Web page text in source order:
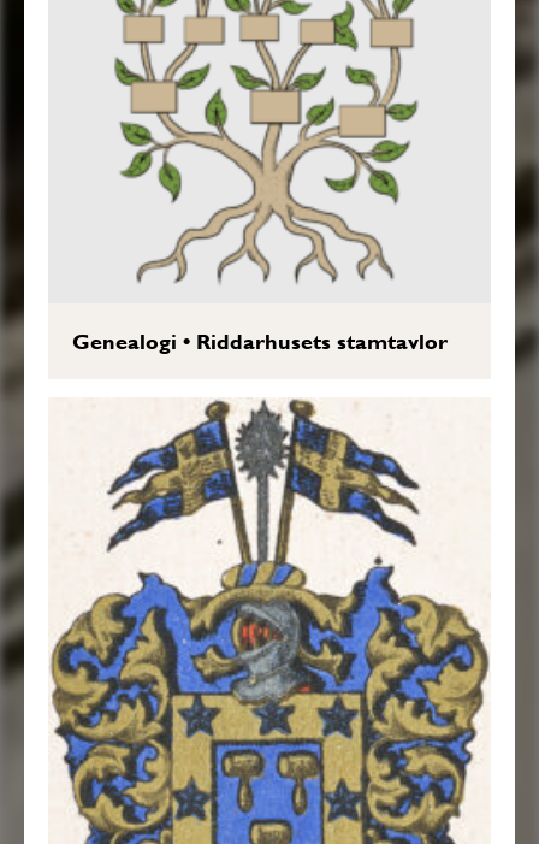
Genealogi • Riddarhusets stamtavlor